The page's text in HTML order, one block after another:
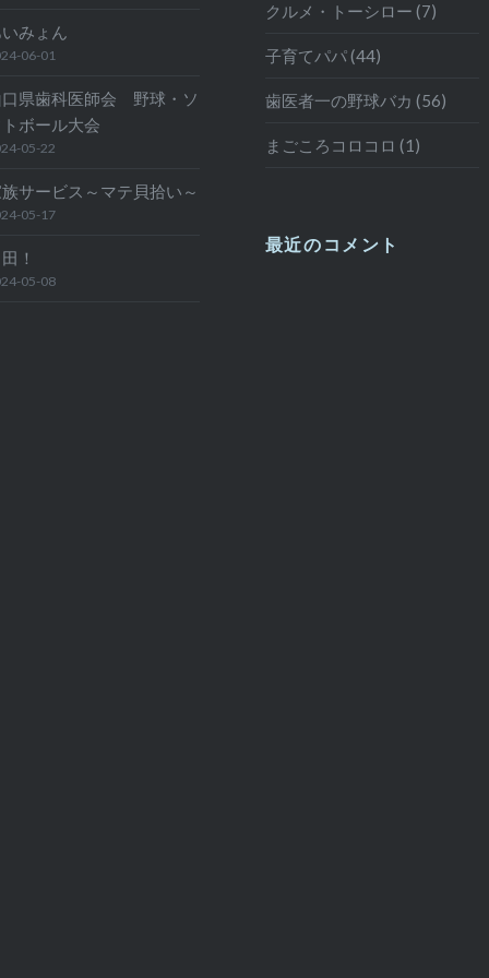
みょん
06-01
県歯科医師会 野球・ソ
ボール大会
05-22
サービス～マテ貝拾い～
05-17
！
05-08
クルメ・トーシロー (7)
子育てパパ (44)
歯医者一の野球バカ (56)
まごころコロコロ (1)
最近のコメント